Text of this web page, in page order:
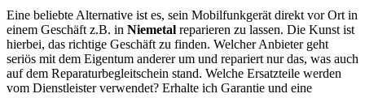
Eine beliebte Alternative ist es, sein Mobilfunkgerät direkt vor Ort in
einem Geschäft z.B. in Niemetal reparieren zu lassen. Die Kunst ist
hierbei, das richtige Geschäft zu finden. Welcher Anbieter geht
seriös mit dem Eigentum anderer um und repariert nur das, was auch
auf dem Reparaturbegleitschein stand. Welche Ersatzteile werden
vom Dienstleister verwendet? Erhalte ich Garantie und eine